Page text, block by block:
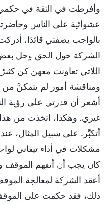
وأفرطت في الثقة في
عشوائية على الناس
بالواجب بصفتي قائدًا،
الشركة حول الحق وحل
اللاتي تعاونت معهن كن
ومناقشة أمور لم يتمكنَّ من
أشعر أن قدرتي على رؤية
غيري. وهكذا، اتخذت من
أتكبَّر. على سبيل المثال،
مشكلات في أداء تيفاني
كان يجب أن أتفهم الموقف
أعقد الشركة لمعالجة
ذلك، فقد حكمت على